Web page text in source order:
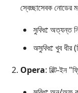
স্বেচ্ছাসেবক নোডের
সুবিধা:অত্যন্ত
অসুবিধা:খুব ধীর
Opera: বিল্ট-ইন